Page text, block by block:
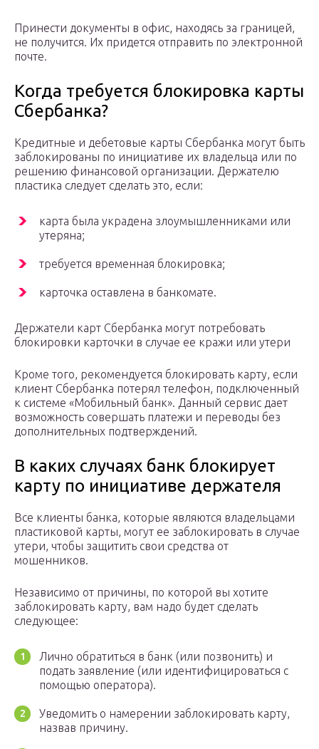
Принести документы в офис, находясь за границей,
не получится. Их придется отправить по электронной
почте.
Когда требуется блокировка карты
Сбербанка?
Кредитные и дебетовые карты Сбербанка могут быть
заблокированы по инициативе их владельца или по
решению финансовой организации. Держателю
пластика следует сделать это, если:
карта была украдена злоумышленниками или
утеряна;
требуется временная блокировка;
карточка оставлена в банкомате.
Держатели карт Сбербанка могут потребовать
блокировки карточки в случае ее кражи или утери
Кроме того, рекомендуется блокировать карту, если
клиент Сбербанка потерял телефон, подключенный
к системе «Мобильный банк». Данный сервис дает
возможность совершать платежи и переводы без
дополнительных подтверждений.
В каких случаях банк блокирует
карту по инициативе держателя
Все клиенты банка, которые являются владельцами
пластиковой карты, могут ее заблокировать в случае
утери, чтобы защитить свои средства от
мошенников.
Независимо от причины, по которой вы хотите
заблокировать карту, вам надо будет сделать
следующее:
Лично обратиться в банк (или позвонить) и
подать заявление (или идентифицироваться с
помощью оператора).
Уведомить о намерении заблокировать карту,
назвав причину.